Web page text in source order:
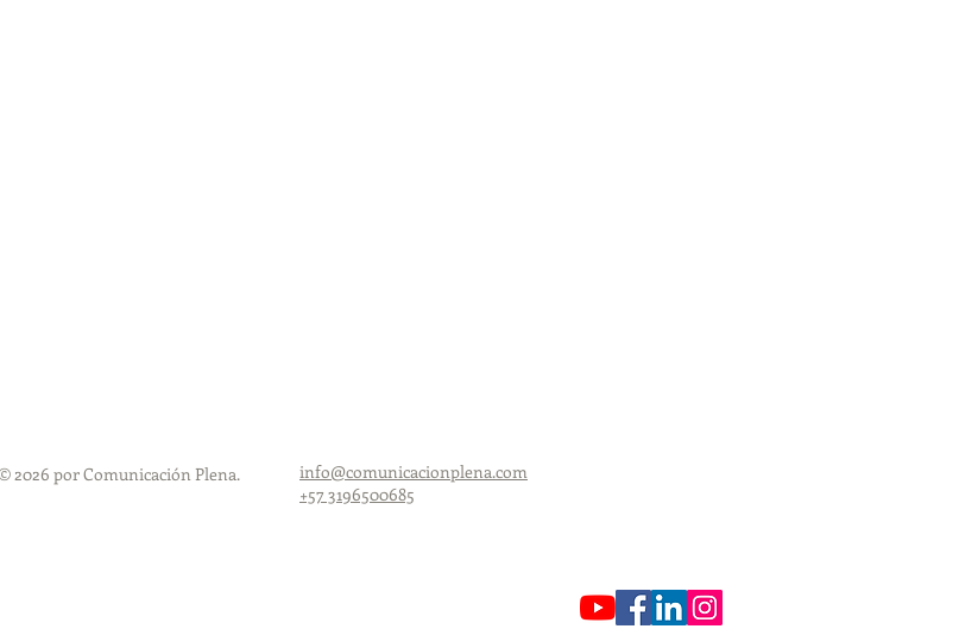
2026 por Comunicación Plena.
info@comunicacionplena.com
+57 3196500685